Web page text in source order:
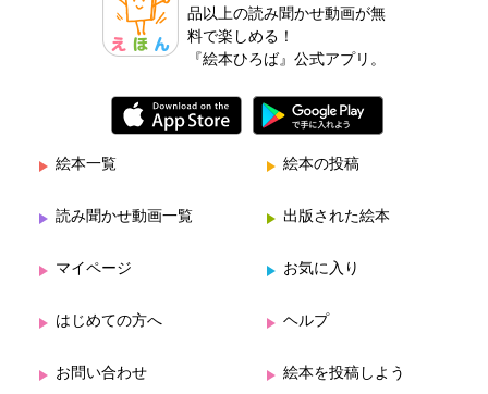
品以上の読み聞かせ動画が無
料で楽しめる！
『絵本ひろば』公式アプリ。
絵本一覧 絵本の投稿
読み聞かせ動画一覧 出版された絵本
マイページ お気に入り
はじめての方へ ヘルプ
お問い合わせ 絵本を投稿しよう